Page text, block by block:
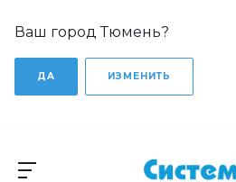
Ваш город Тюмень?
ДА ИЗМЕНИТЬ